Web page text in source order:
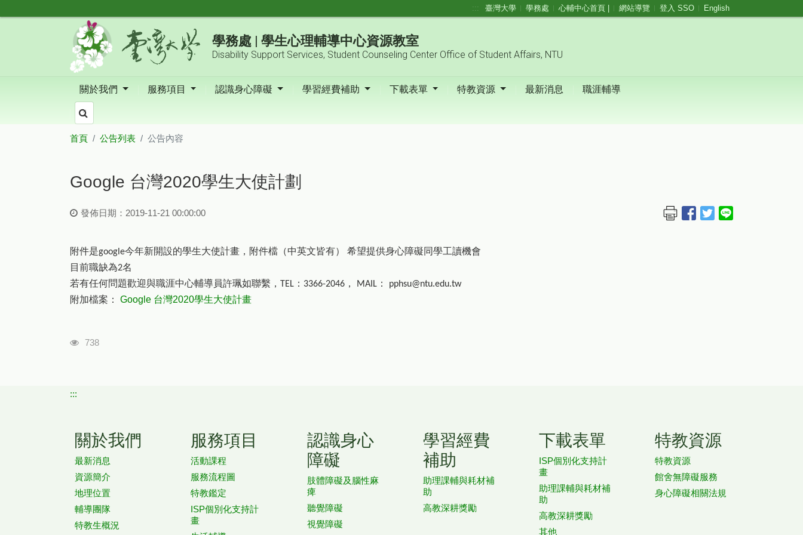
::: 臺灣大學 學務處 心輔中心首頁 | 網站導覽 登入 SSO English
學務處 | 學生心理輔導中心資源教室
Disability Support Services, Student Counseling Center Office of Student Affairs, NTU
關於我們 服務項目 認識身心障礙 學習經費補助 下載表單 特教資源 最新消息 職涯輔導
首頁 公告列表 公告內容
Google 台灣2020學生大使計劃
發佈日期：2019-11-21 00:00:00
附件是google今年新開設的學生大使計畫，附件檔（中英文皆有）
希望提供身心障礙同學工讀機會
目前職缺為2名
若有任何問題歡迎與職涯中心輔導員許珮如聯繫，
TEL ： 3366-2046 ， MAIL ： pphsu@ntu.edu.tw
附加檔案： Google 台灣2020學生大使計畫
瀏覽人次
738
:::
關於我們
最新消息
資源簡介
地理位置
輔導團隊
特教生概況
服務項目
活動課程
服務流程圖
特教鑑定
ISP個別化支持計
畫
認識身心
障礙
肢體障礙及腦性麻
痺
聽覺障礙
視覺障礙
學習經費
補助
助理課輔與耗材補
助
高教深耕獎勵
下載表單
ISP個別化支持計
畫
助理課輔與耗材補
助
高教深耕獎勵
其他
特教資源
特教資源
館舍無障礙服務
身心障礙相關法規